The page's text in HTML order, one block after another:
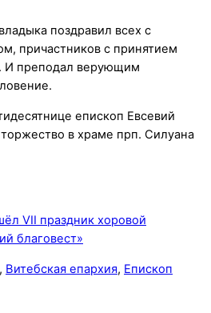
поздравил всех с
причастников с принятием
И преподал верующим
, Витебская епархия, Епископ